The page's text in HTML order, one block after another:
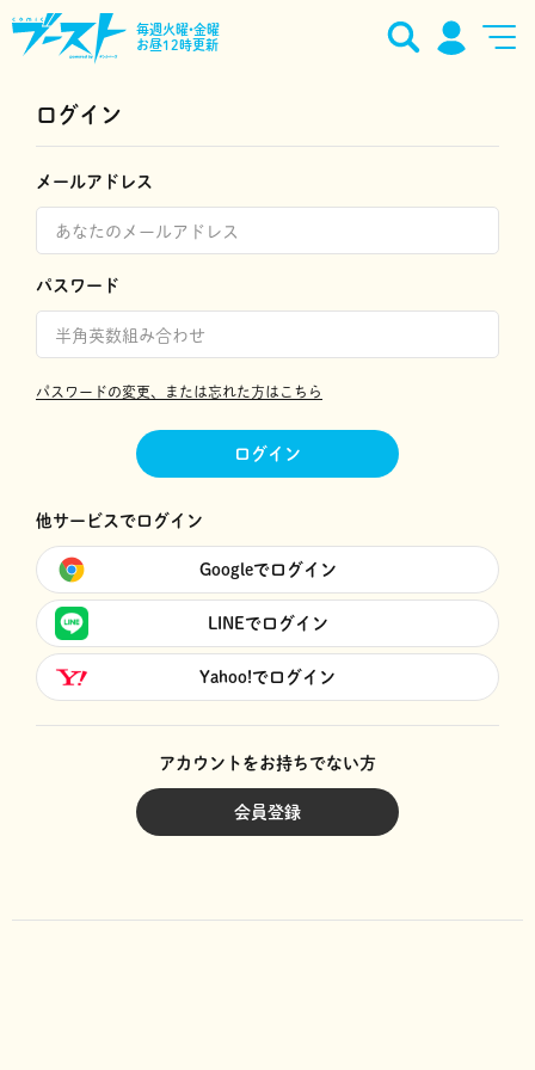
毎週火曜•金曜
お昼12時更新
ログイン
メールアドレス
パスワード
パスワードの変更、または忘れた方はこちら
ログイン
他サービスでログイン
Googleでログイン
LINEでログイン
Yahoo!でログイン
アカウントをお持ちでない方
会員登録